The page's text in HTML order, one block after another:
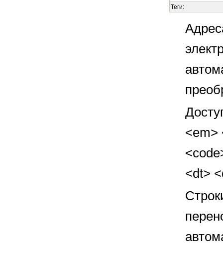
Теги:
<em>
<dt>